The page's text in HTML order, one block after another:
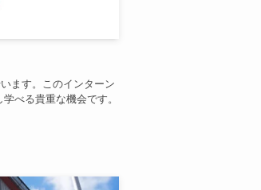
ます。このインターン
べる貴重な機会です。